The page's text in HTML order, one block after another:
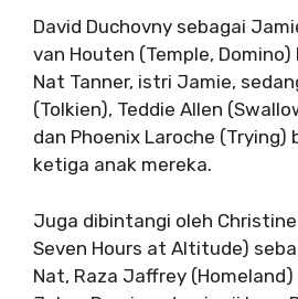
David Duchovny sebagai
van Houten (Temple,
Nat Tanner, istri Jamie,
(Tolkien), Teddie Allen
dan Phoenix Laroche (Trying)
ketiga anak mereka.
Juga dibintangi oleh
Seven Hours at Altitude)
Nat, Raza Jaffrey